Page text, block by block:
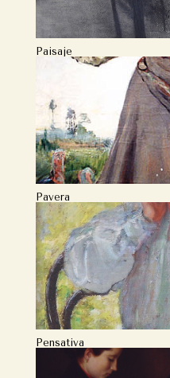
Paisaje
Pavera
Pensativa